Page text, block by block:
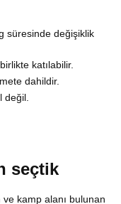
süresinde değişiklik
katılabilir.
dahildir.
değil.
seçtik
kamp alanı bulunan